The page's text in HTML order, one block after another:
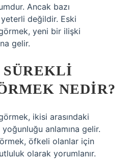
Ancak bazı
değildir. Eski
yeni bir ilişki
gelir.
NEDIR?
ikisi arasındaki
yoğunluğu anlamına gelir.
öfkeli olanlar için
olarak yorumlanır.